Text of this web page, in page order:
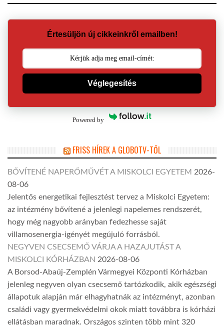
Értesüljön új cikkeinkről emailben!
Véglegesítés
Powered by
FRISS HÍREK A GLOBOTV-TŐL
BŐVÍTENÉ NAPERŐMŰVÉT A MISKOLCI EGYETEM 2026-
08-06
Jelentős energetikai fejlesztést tervez a Miskolci Egyetem:
az intézmény bővítené a jelenlegi napelemes rendszerét,
hogy még nagyobb arányban fedezhesse saját
villamosenergia-igényét megújuló forrásból.
NEGYVEN CSECSEMŐ VÁRJA A HAZAJUTÁST A
MISKOLCI KÓRHÁZBAN 2026-08-06
A Borsod-Abaúj-Zemplén Vármegyei Központi Kórházban
jelenleg negyven olyan csecsemő tartózkodik, akik egészségi
állapotuk alapján már elhagyhatnák az intézményt, azonban
családi vagy gyermekvédelmi okok miatt továbbra is kórházi
ellátásban maradnak. Országos szinten több mint 320